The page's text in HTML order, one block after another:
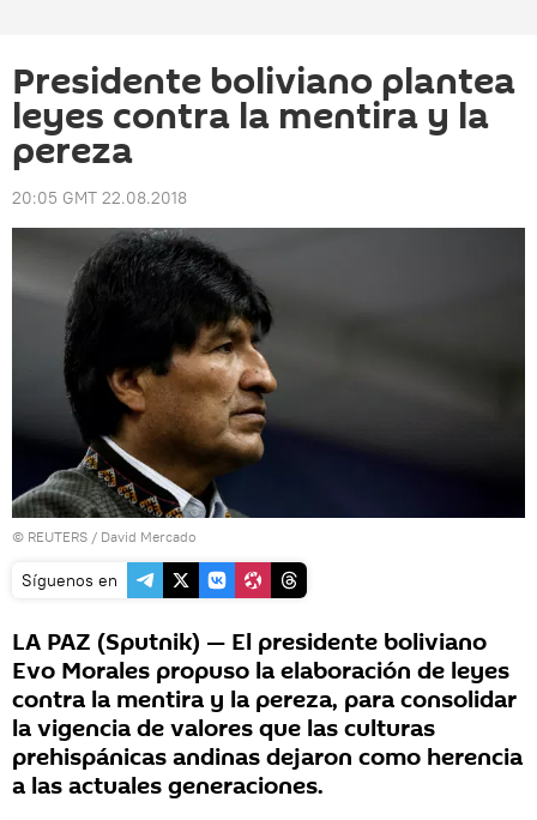
Presidente boliviano plantea
leyes contra la mentira y la
pereza
20:05 GMT 22.08.2018
© REUTERS / David Mercado
Síguenos en
LA PAZ (Sputnik) — El presidente boliviano
Evo Morales propuso la elaboración de leyes
contra la mentira y la pereza, para consolidar
la vigencia de valores que las culturas
prehispánicas andinas dejaron como herencia
a las actuales generaciones.